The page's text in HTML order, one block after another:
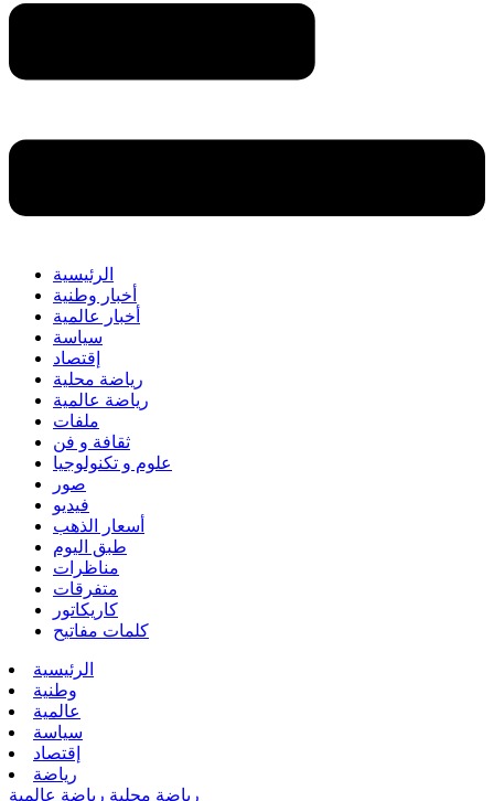
الرئيسية
أخبار وطنية
أخبار عالمية
سياسة
إقتصاد
رياضة محلية
رياضة عالمية
ملفات
ثقافة و فن
علوم و تكنولوجيا
صور
فيديو
أسعار الذهب
طبق اليوم
مناظرات
متفرقات
كاريكاتور
كلمات مفاتيح
الرئيسية
وطنية
عالمية
سياسة
إقتصاد
رياضة
رياضة محلية رياضة عالمية